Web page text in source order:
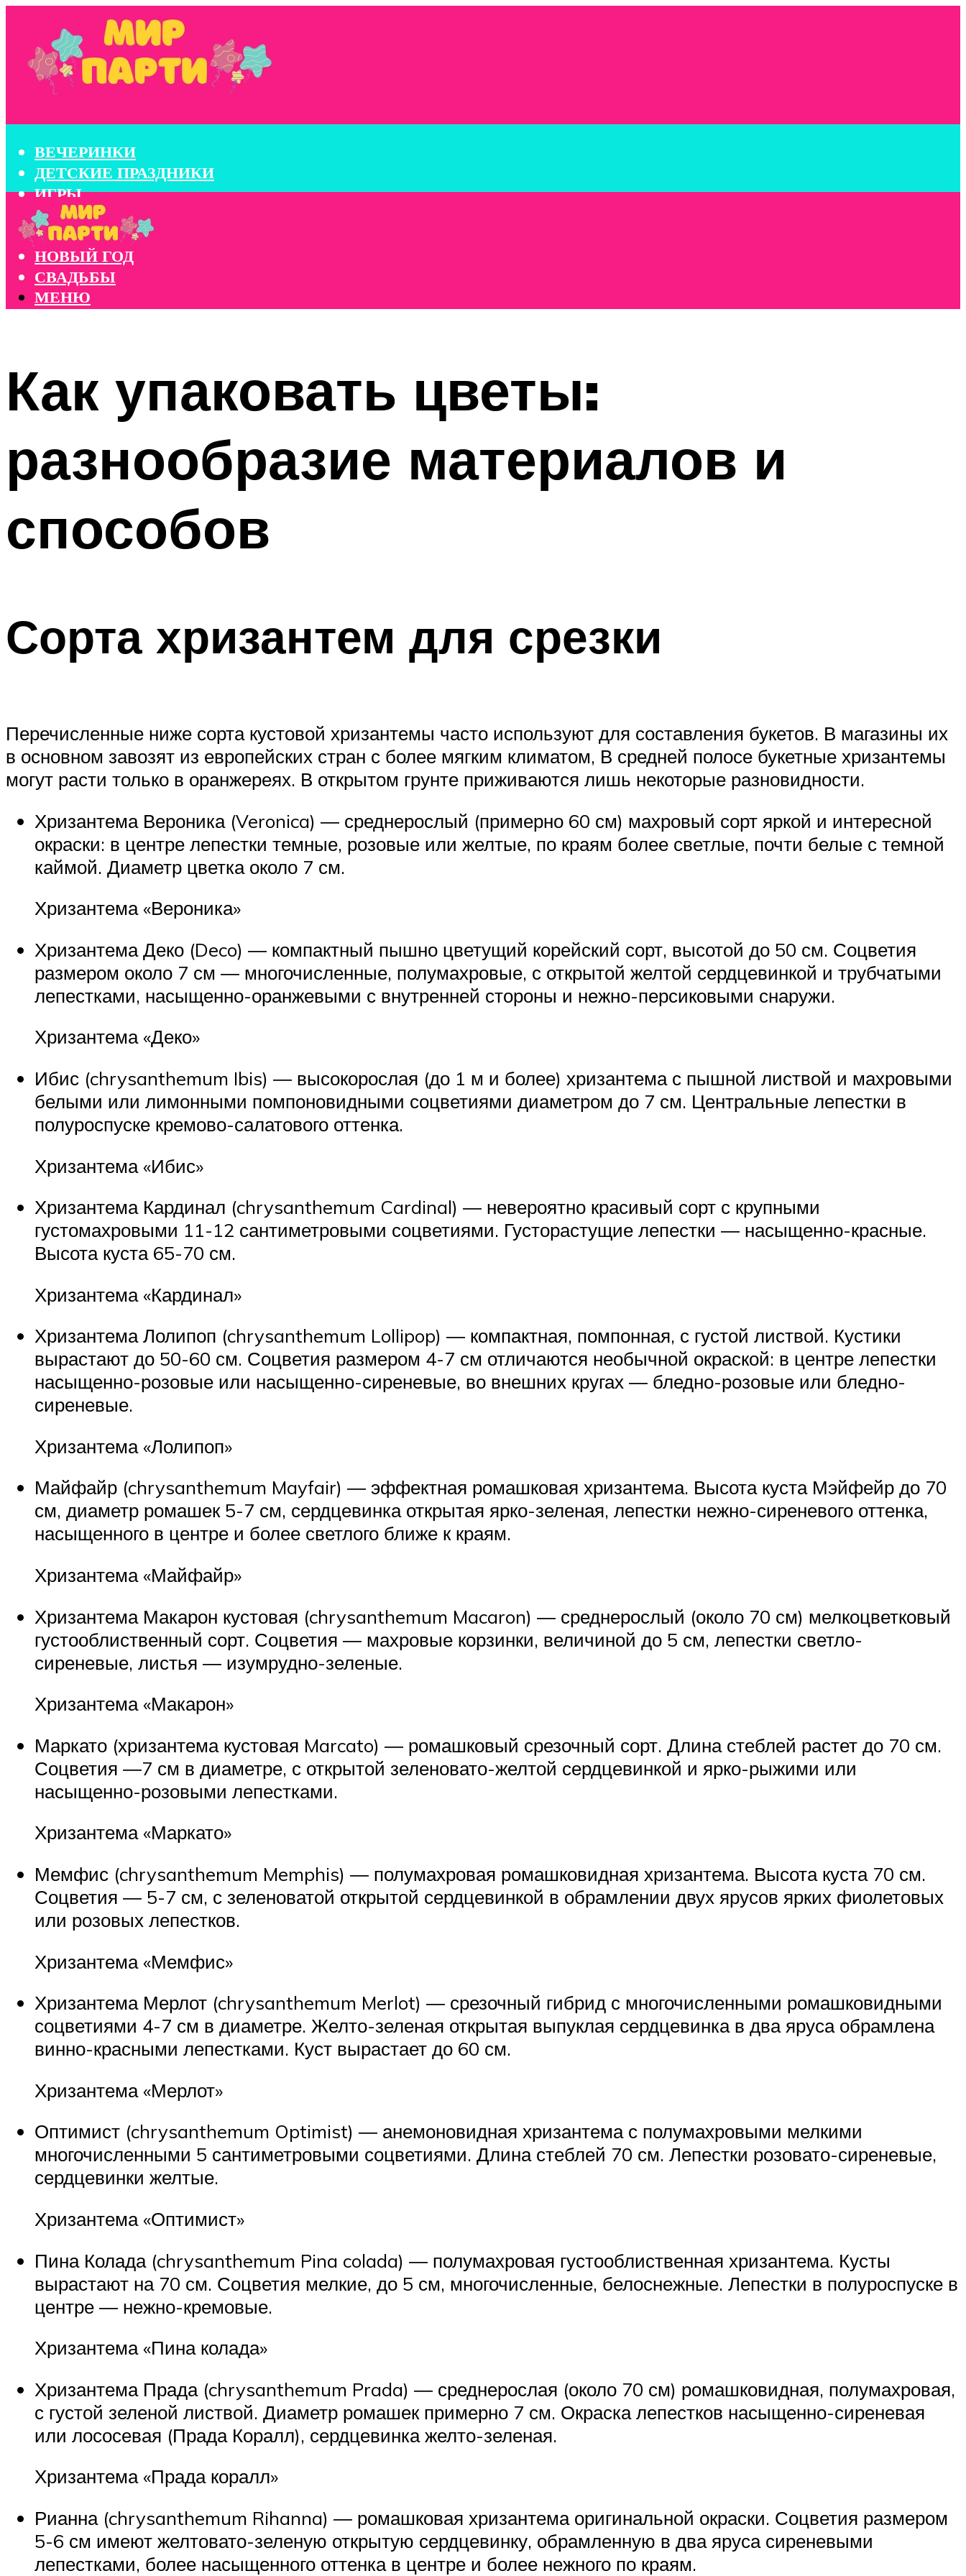
ВЕЧЕРИНКИ
ДЕТСКИЕ ПРАЗДНИКИ
ИГРЫ
КОНКУРСЫ
КОРПОРАТИВЫ
НОВЫЙ ГОД
СВАДЬБЫ
МЕНЮ
Как упаковать цветы:
разнообразие материалов и
способов
Сорта хризантем для срезки
Перечисленные ниже сорта кустовой хризантемы часто используют для составления букетов. В магазины их
в основном завозят из европейских стран с более мягким климатом, В средней полосе букетные хризантемы
могут расти только в оранжереях. В открытом грунте приживаются лишь некоторые разновидности.
Хризантема Вероника (Veronica) ― среднерослый (примерно 60 см) махровый сорт яркой и интересной
окраски: в центре лепестки темные, розовые или желтые, по краям более светлые, почти белые с темной
каймой. Диаметр цветка около 7 см.
Хризантема «Вероника»
Хризантема Деко (Deco) ― компактный пышно цветущий корейский сорт, высотой до 50 см. Соцветия
размером около 7 см ― многочисленные, полумахровые, с открытой желтой сердцевинкой и трубчатыми
лепестками, насыщенно-оранжевыми с внутренней стороны и нежно-персиковыми снаружи.
Хризантема «Деко»
Ибис (chrysanthemum Ibis) ― высокорослая (до 1 м и более) хризантема с пышной листвой и махровыми
белыми или лимонными помпоновидными соцветиями диаметром до 7 см. Центральные лепестки в
полуроспуске кремово-салатового оттенка.
Хризантема «Ибис»
Хризантема Кардинал (chrysanthemum Cardinal) ― невероятно красивый сорт с крупными
густомахровыми 11-12 сантиметровыми соцветиями. Густорастущие лепестки ― насыщенно-красные.
Высота куста 65-70 см.
Хризантема «Кардинал»
Хризантема Лолипоп (chrysanthemum Lollipop) ― компактная, помпонная, с густой листвой. Кустики
вырастают до 50-60 см. Соцветия размером 4-7 см отличаются необычной окраской: в центре лепестки
насыщенно-розовые или насыщенно-сиреневые, во внешних кругах ― бледно-розовые или бледно-
сиреневые.
Хризантема «Лолипоп»
Майфайр (chrysanthemum Mayfair) ― эффектная ромашковая хризантема. Высота куста Мэйфейр до 70
см, диаметр ромашек 5-7 см, сердцевинка открытая ярко-зеленая, лепестки нежно-сиреневого оттенка,
насыщенного в центре и более светлого ближе к краям.
Хризантема «Майфайр»
Хризантема Макарон кустовая (chrysanthemum Macaron) ― среднерослый (около 70 см) мелкоцветковый
густооблиственный сорт. Соцветия ― махровые корзинки, величиной до 5 см, лепестки светло-
сиреневые, листья ― изумрудно-зеленые.
Хризантема «Макарон»
Маркато (хризантема кустовая Marcato) ― ромашковый срезочный сорт. Длина стеблей растет до 70 см.
Соцветия ―7 см в диаметре, с открытой зеленовато-желтой сердцевинкой и ярко-рыжими или
насыщенно-розовыми лепестками.
Хризантема «Маркато»
Мемфис (chrysanthemum Memphis) ― полумахровая ромашковидная хризантема. Высота куста 70 см.
Соцветия ― 5-7 см, с зеленоватой открытой сердцевинкой в обрамлении двух ярусов ярких фиолетовых
или розовых лепестков.
Хризантема «Мемфис»
Хризантема Мерлот (chrysanthemum Merlot) ― срезочный гибрид с многочисленными ромашковидными
соцветиями 4-7 см в диаметре. Желто-зеленая открытая выпуклая сердцевинка в два яруса обрамлена
винно-красными лепестками. Куст вырастает до 60 см.
Хризантема «Мерлот»
Оптимист (chrysanthemum Optimist) ― анемоновидная хризантема с полумахровыми мелкими
многочисленными 5 сантиметровыми соцветиями. Длина стеблей 70 см. Лепестки розовато-сиреневые,
сердцевинки желтые.
Хризантема «Оптимист»
Пина Колада (chrysanthemum Pina colada) ― полумахровая густооблиственная хризантема. Кусты
вырастают на 70 см. Соцветия мелкие, до 5 см, многочисленные, белоснежные. Лепестки в полуроспуске в
центре ― нежно-кремовые.
Хризантема «Пина колада»
Хризантема Прада (chrysanthemum Prada) ― среднерослая (около 70 см) ромашковидная, полумахровая,
с густой зеленой листвой. Диаметр ромашек примерно 7 см. Окраска лепестков насыщенно-сиреневая
или лососевая (Прада Коралл), сердцевинка желто-зеленая.
Хризантема «Прада коралл»
Рианна (chrysanthemum Rihanna) ― ромашковая хризантема оригинальной окраски. Соцветия размером
5-6 см имеют желтовато-зеленую открытую сердцевинку, обрамленную в два яруса сиреневыми
лепестками, более насыщенного оттенка в центре и более нежного по краям.